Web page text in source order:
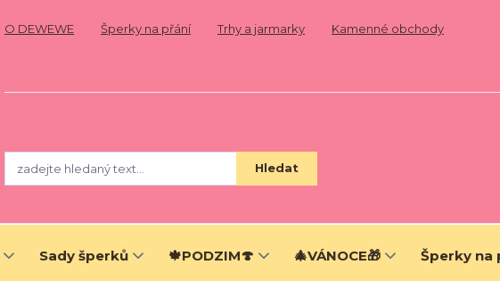
O DEWEWE Šperky na přání Trhy a jarmarky
Kamenné obchody
Hledat
Sady šperků 🍁PODZIM🍄 🎄VÁNOCE🎁 Šperky na